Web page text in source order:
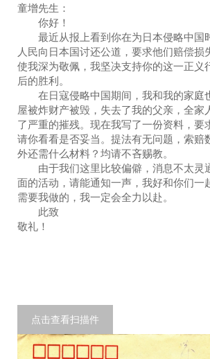
童增先生：
你好！
最近从报上看到你在为日本侵略中国
人民向日本国讨还公道，要求他们赔偿损
使我深为敬佩，我坚决支持你的这一正义
后的胜利。
在日寇侵略中国期间，我和我的家庭
屋被炸财产被毁，失去了我的父亲，全家
了严重的摧残。现在我写了一份资料，要
请你看看是否妥当。提法有无问题，索赔
外还需什么材料？均请不吝赐教。
由于我们这里比较偏僻，消息不太灵
面的活动，请能通知一声，我好和你们一
需要我做的，我一定会全力以赴。
此致
敬礼！